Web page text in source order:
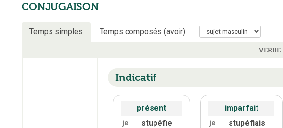
CONJUGAISON
Temps simples Temps composés (avoir)
VERBE
Indicatif
présent
je stupéfie
imparfait
je stupéfiais